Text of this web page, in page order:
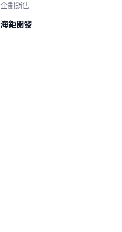
企劃銷售
海鉅開發